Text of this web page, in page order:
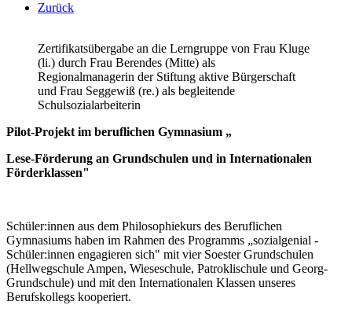
Zurück
Zertifikatsübergabe an die Lerngruppe von Frau Kluge
(li.) durch Frau Berendes (Mitte) als
Regionalmanagerin der Stiftung aktive Bürgerschaft
und Frau Seggewiß (re.) als begleitende
Schulsozialarbeiterin
Pilot-Projekt im beruflichen Gymnasium „
Lese-Förderung an Grundschulen und in Internationalen
Förderklassen"
Schüler:innen aus dem Philosophiekurs des Beruflichen
Gymnasiums haben im Rahmen des Programms „sozialgenial -
Schüler:innen engagieren sich" mit vier Soester Grundschulen
(Hellwegschule Ampen, Wieseschule, Patroklischule und Georg-
Grundschule) und mit den Internationalen Klassen unseres
Berufskollegs kooperiert.